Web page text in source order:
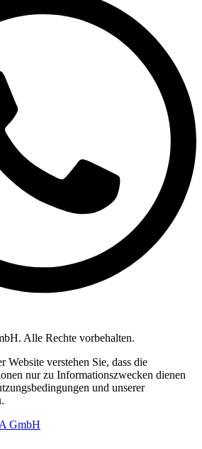
Alle Rechte vorbehalten.
Website verstehen Sie, dass die
nur zu Informationszwecken dienen
und unserer
GmbH